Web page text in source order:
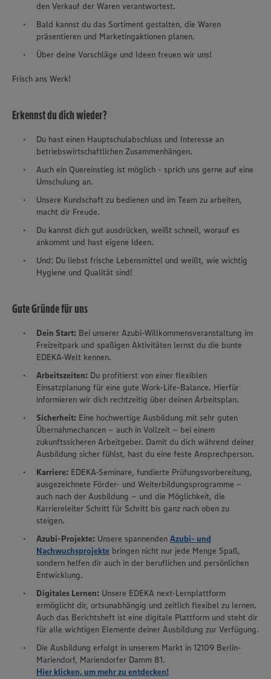
den Verkauf der Waren verantwortest.
Bald kannst du das Sortiment gestalten, die Waren
präsentieren und Marketingaktionen planen.
Über deine Vorschläge und Ideen freuen wir uns!
Frisch ans Werk!
Erkennst du dich wieder?
Du hast einen Hauptschulabschluss und Interesse an
betriebswirtschaftlichen Zusammenhängen.
Auch ein Quereinstieg ist möglich - sprich uns gerne auf eine
Umschulung an.
Unsere Kundschaft zu bedienen und im Team zu arbeiten,
macht dir Freude.
Du kannst dich gut ausdrücken, weißt schnell, worauf es
ankommt und hast eigene Ideen.
Und: Du liebst frische Lebensmittel und weißt, wie wichtig
Hygiene und Qualität sind!
Gute Gründe für uns
Dein Start: Bei unserer Azubi-Willkommensveranstaltung im
Freizeitpark und spaßigen Aktivitäten lernst du die bunte
EDEKA-Welt kennen.
Arbeitszeiten: Du profitierst von einer flexiblen
Einsatzplanung für eine gute Work-Life-Balance. Hierfür
informieren wir dich rechtzeitig über deinen Arbeitsplan.
Sicherheit: Eine hochwertige Ausbildung mit sehr guten
Übernahmechancen – auch in Vollzeit – bei einem
zukunftssicheren Arbeitgeber. Damit du dich während deiner
Ausbildung sicher fühlst, hast du eine feste Ansprechperson.
Karriere: EDEKA-Seminare, fundierte Prüfungsvorbereitung,
ausgezeichnete Förder- und Weiterbildungsprogramme –
auch nach der Ausbildung – und die Möglichkeit, die
Karriereleiter Schritt für Schritt bis ganz nach oben zu
steigen.
Azubi-Projekte: Unsere spannenden Azubi- und
Nachwuchsprojekte bringen nicht nur jede Menge Spaß,
sondern helfen dir auch in der beruflichen und persönlichen
Entwicklung.
Digitales Lernen: Unsere EDEKA next-Lernplattform
ermöglicht dir, ortsunabhängig und zeitlich flexibel zu lernen.
Auch das Berichtsheft ist eine digitale Plattform und steht dir
für alle wichtigen Elemente deiner Ausbildung zur Verfügung.
Die Ausbildung erfolgt in unserem Markt in 12109 Berlin-
Mariendorf, Mariendorfer Damm 81.
Hier klicken, um mehr zu entdecken!